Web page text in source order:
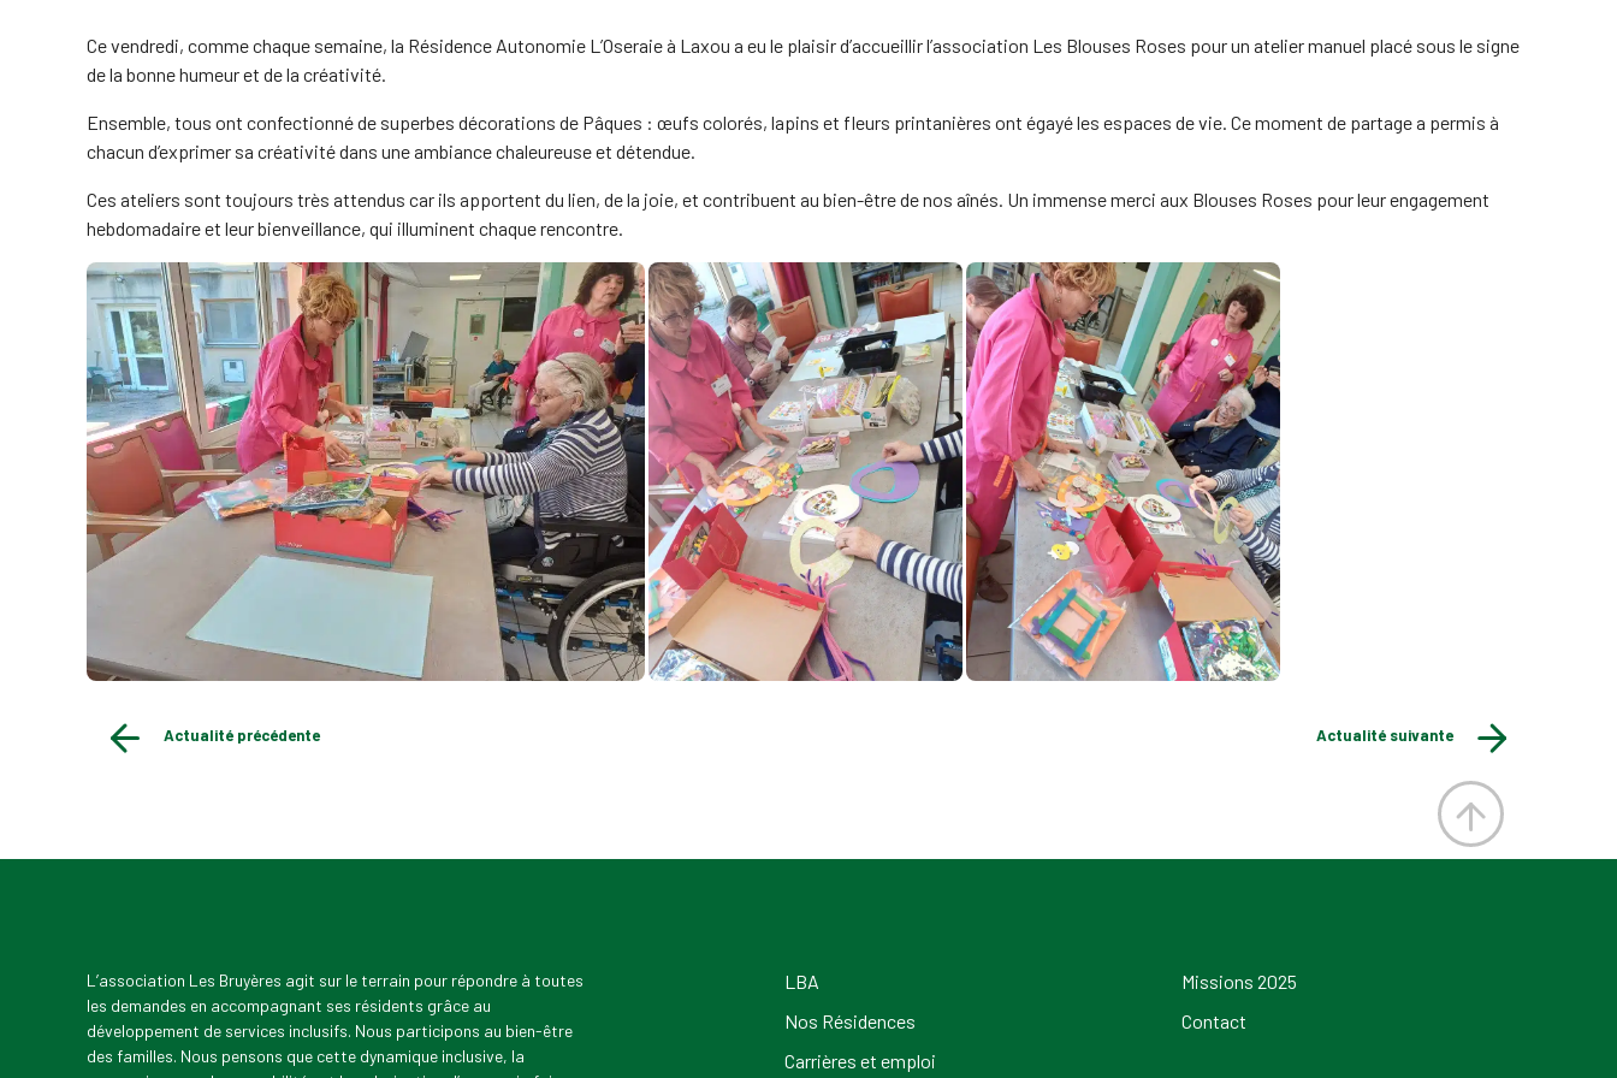
Ce vendredi, comme chaque semaine, la Résidence Autonomie L’Oseraie à Laxou a eu le plaisir d’accueillir l’association Les Blouses Roses pour un atelier manuel placé sous le signe
de la bonne humeur et de la créativité.
Ensemble, tous ont confectionné de superbes décorations de Pâques : œufs colorés, lapins et fleurs printanières ont égayé les espaces de vie. Ce moment de partage a permis à
chacun d’exprimer sa créativité dans une ambiance chaleureuse et détendue.
Ces ateliers sont toujours très attendus car ils apportent du lien, de la joie, et contribuent au bien-être de nos aînés. Un immense merci aux Blouses Roses pour leur engagement
hebdomadaire et leur bienveillance, qui illuminent chaque rencontre.
Actualité précédente Actualité suivante
L’association Les Bruyères agit sur le terrain pour répondre à toutes
les demandes en accompagnant ses résidents grâce au
développement de services inclusifs. Nous participons au bien-être
des familles. Nous pensons que cette dynamique inclusive, la
LBA
Nos Résidences
Carrières et emploi
Missions 2025
Contact